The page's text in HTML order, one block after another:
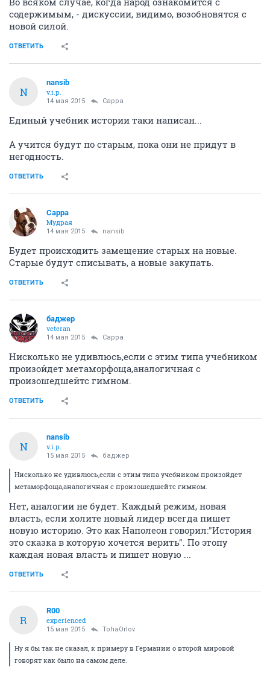
содержимым, - дискуссии, видимо, возобновятся с
новой силой.
ОТВЕТИТЬ
N
nansib
v.i.p.
14 мая 2015 Сарра
Единый учебник истории таки написан...
А учится будут по старым, пока они не придут в
негодность.
ОТВЕТИТЬ
Сарра
Мудрая
14 мая 2015 nansib
Будет происходить замещение старых на новые.
Старые будут списывать, а новые закупать.
ОТВЕТИТЬ
баджер
veteran
14 мая 2015 Сарра
Нисколько не удивлюсь,если с этим типа учебником
произойдет метаморфоща,аналогичная с
произошедшейтс гимном.
ОТВЕТИТЬ
N
nansib
v.i.p.
15 мая 2015 баджер
Нисколько не удивлюсь,если с этим типа учебником произойдет
метаморфоща,аналогичная с произошедшейтс гимном.
Нет, аналогии не будет. Каждый режим, новая
власть, если холите новый лидер всегда пишет
новую историю. Это как Наполеон говорил:"История
это сказка в которую хочется верить". По этопу
каждая новая власть и пишет новую ...
ОТВЕТИТЬ
R
R00
experienced
15 мая 2015 TohaOrlov
Ну я бы так не сказал, к примеру в Германии о второй мировой
говорят как было на самом деле.